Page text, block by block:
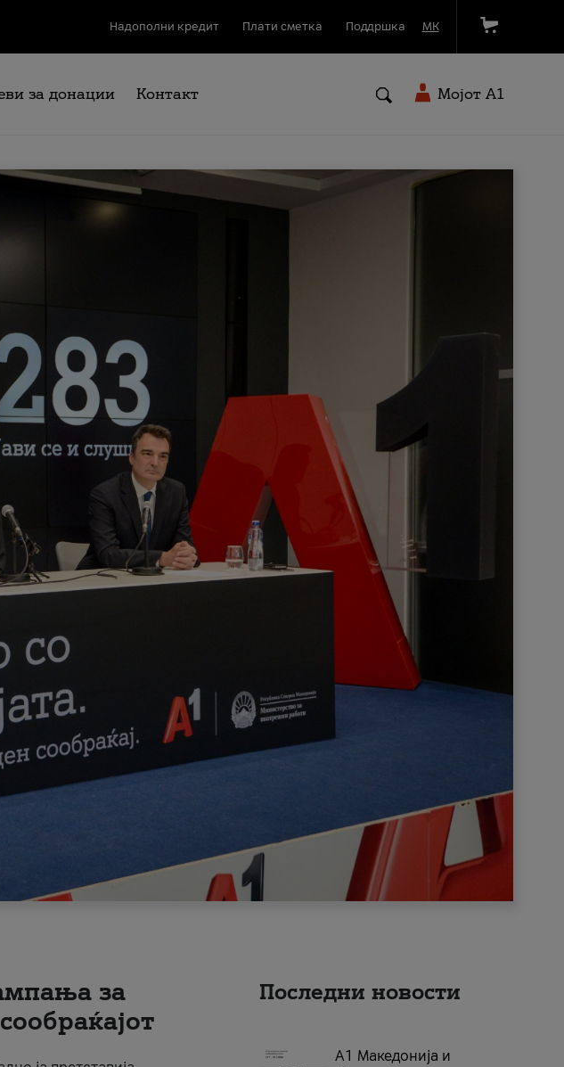
Надополни кредит Плати сметка Поддршка МК
за донации Контакт Мојот A1
за
Последни новости
А1 Македонија и